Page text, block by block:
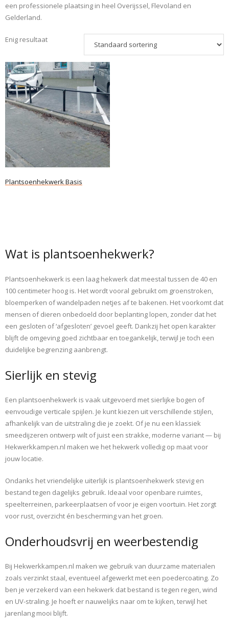
een professionele plaatsing in heel Overijssel, Flevoland en
Gelderland.
Enig resultaat
Plantsoenhekwerk Basis
Wat is plantsoenhekwerk?
Plantsoenhekwerk is een laag hekwerk dat meestal tussen de 40 en
100 centimeter hoog is. Het wordt vooral gebruikt om groenstroken,
bloemperken of wandelpaden netjes af te bakenen. Het voorkomt dat
mensen of dieren onbedoeld door beplanting lopen, zonder dat het
een gesloten of ‘afgesloten’ gevoel geeft. Dankzij het open karakter
blijft de omgeving goed zichtbaar en toegankelijk, terwijl je toch een
duidelijke begrenzing aanbrengt.
Sierlijk en stevig
Een plantsoenhekwerk is vaak uitgevoerd met sierlijke bogen of
eenvoudige verticale spijlen. Je kunt kiezen uit verschillende stijlen,
afhankelijk van de uitstraling die je zoekt. Of je nu een klassiek
smeedijzeren ontwerp wilt of juist een strakke, moderne variant — bij
Hekwerkkampen.nl maken we het hekwerk volledig op maat voor
jouw locatie.
Ondanks het vriendelijke uiterlijk is plantsoenhekwerk stevig en
bestand tegen dagelijks gebruik. Ideaal voor openbare ruimtes,
speelterreinen, parkeerplaatsen of voor je eigen voortuin. Het zorgt
voor rust, overzicht én bescherming van het groen.
Onderhoudsvrij en weerbestendig
Bij Hekwerkkampen.nl maken we gebruik van duurzame materialen
zoals verzinkt staal, eventueel afgewerkt met een poedercoating. Zo
ben je verzekerd van een hekwerk dat bestand is tegen regen, wind
en UV-straling. Je hoeft er nauwelijks naar om te kijken, terwijl het
jarenlang mooi blijft.